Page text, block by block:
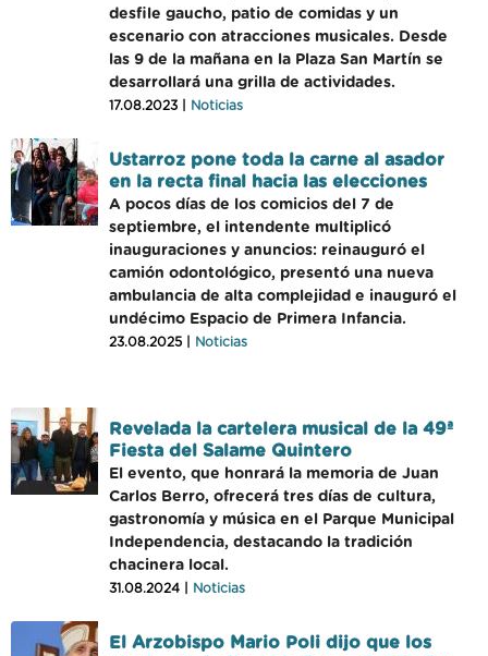
desfile gaucho, patio de comidas y un
escenario con atracciones musicales. Desde
las 9 de la mañana en la Plaza San Martín se
desarrollará una grilla de actividades.
17.08.2023 | Noticias
Ustarroz pone toda la carne al asador
en la recta final hacia las elecciones
A pocos días de los comicios del 7 de
septiembre, el intendente multiplicó
inauguraciones y anuncios: reinauguró el
camión odontológico, presentó una nueva
ambulancia de alta complejidad e inauguró el
undécimo Espacio de Primera Infancia.
23.08.2025 | Noticias
Revelada la cartelera musical de la 49ª
Fiesta del Salame Quintero
El evento, que honrará la memoria de Juan
Carlos Berro, ofrecerá tres días de cultura,
gastronomía y música en el Parque Municipal
Independencia, destacando la tradición
chacinera local.
31.08.2024 | Noticias
El Arzobispo Mario Poli dijo que los